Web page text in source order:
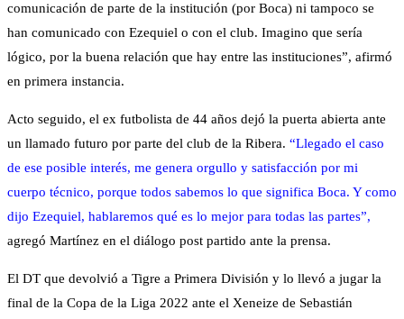
comunicación de parte de la institución (por Boca) ni tampoco se
han comunicado con Ezequiel o con el club. Imagino que sería
lógico, por la buena relación que hay entre las instituciones”, afirmó
en primera instancia.
Acto seguido, el ex futbolista de 44 años dejó la puerta abierta ante
un llamado futuro por parte del club de la Ribera. “Llegado el caso
de ese posible interés, me genera orgullo y satisfacción por mi
cuerpo técnico, porque todos sabemos lo que significa Boca. Y como
dijo Ezequiel, hablaremos qué es lo mejor para todas las partes”,
agregó Martínez en el diálogo post partido ante la prensa.
El DT que devolvió a Tigre a Primera División y lo llevó a jugar la
final de la Copa de la Liga 2022 ante el Xeneize de Sebastián